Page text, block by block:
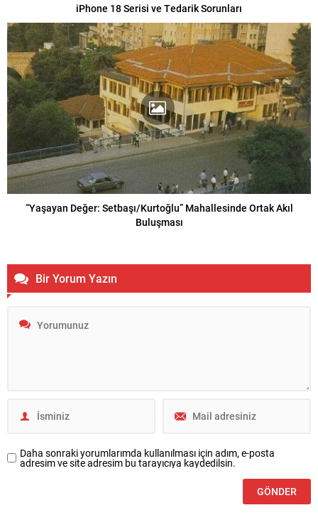
iPhone 18 Serisi ve Tedarik Sorunları
“Yaşayan Değer: Setbaşı/Kurtoğlu” Mahallesinde Ortak Akıl
Buluşması
Bir Yorum Yazın
Daha sonraki yorumlarımda kullanılması için adım, e-posta
adresim ve site adresim bu tarayıcıya kaydedilsin.